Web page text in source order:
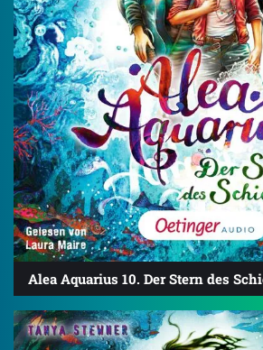
Alea Aquarius 10. Der Stern des